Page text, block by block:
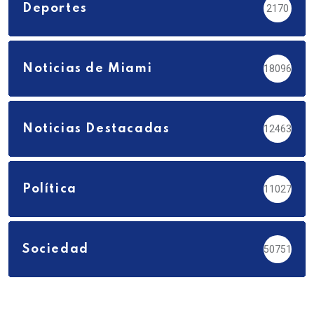
Deportes 2170
Noticias de Miami 18096
Noticias Destacadas 12463
Política 11027
Sociedad 50751